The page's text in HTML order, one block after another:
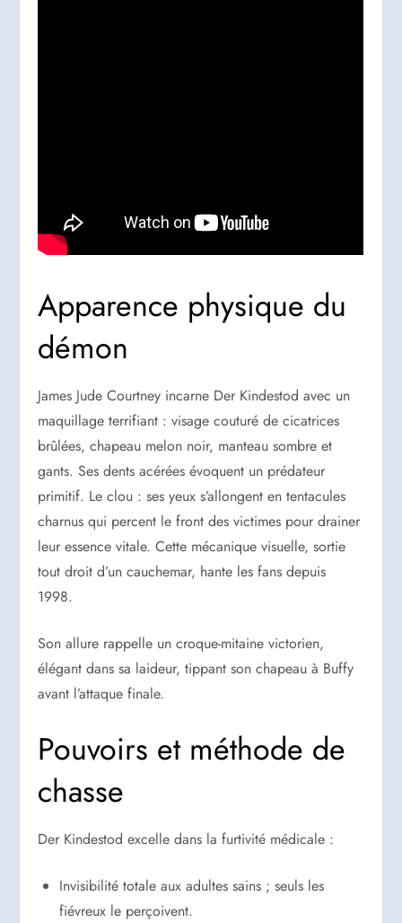
Apparence physique du
démon
James Jude Courtney incarne Der Kindestod avec un
maquillage terrifiant : visage couturé de cicatrices
brûlées, chapeau melon noir, manteau sombre et
gants. Ses dents acérées évoquent un prédateur
primitif. Le clou : ses yeux s’allongent en tentacules
charnus qui percent le front des victimes pour drainer
leur essence vitale. Cette mécanique visuelle, sortie
tout droit d’un cauchemar, hante les fans depuis
1998.
Son allure rappelle un croque-mitaine victorien,
élégant dans sa laideur, tippant son chapeau à Buffy
avant l’attaque finale.
Pouvoirs et méthode de
chasse
Der Kindestod excelle dans la furtivité médicale :
Invisibilité totale aux adultes sains ; seuls les
fiévreux le perçoivent.